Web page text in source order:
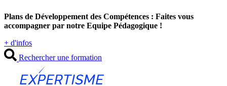
au
contenu
Plans de Développement des Compétences : Faites vous
accompagner par notre Equipe Pédagogique !
+ d'infos
Rechercher une formation